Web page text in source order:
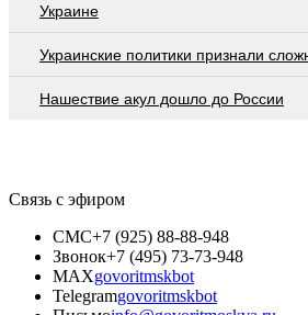
Украине
Украинские политики признали
Нашествие акул дошло до России
Связь с эфиром
СМС+7 (925) 88-88-948
Звонок+7 (495) 73-73-948
MAXgovoritmskbot
Telegramgovoritmskbot